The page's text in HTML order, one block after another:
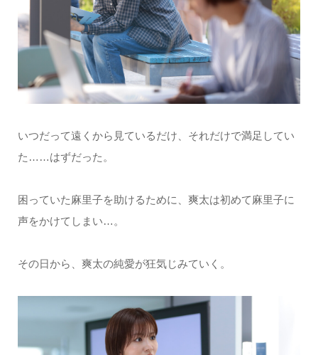
いつだって遠くから見ているだけ、それだけで満足してい
た……はずだった。
困っていた麻里子を助けるために、爽太は初めて麻里子に
声をかけてしまい…。
その日から、爽太の純愛が狂気じみていく。